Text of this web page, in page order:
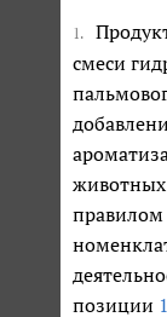
1.
смеси
животных
правилом
позиции